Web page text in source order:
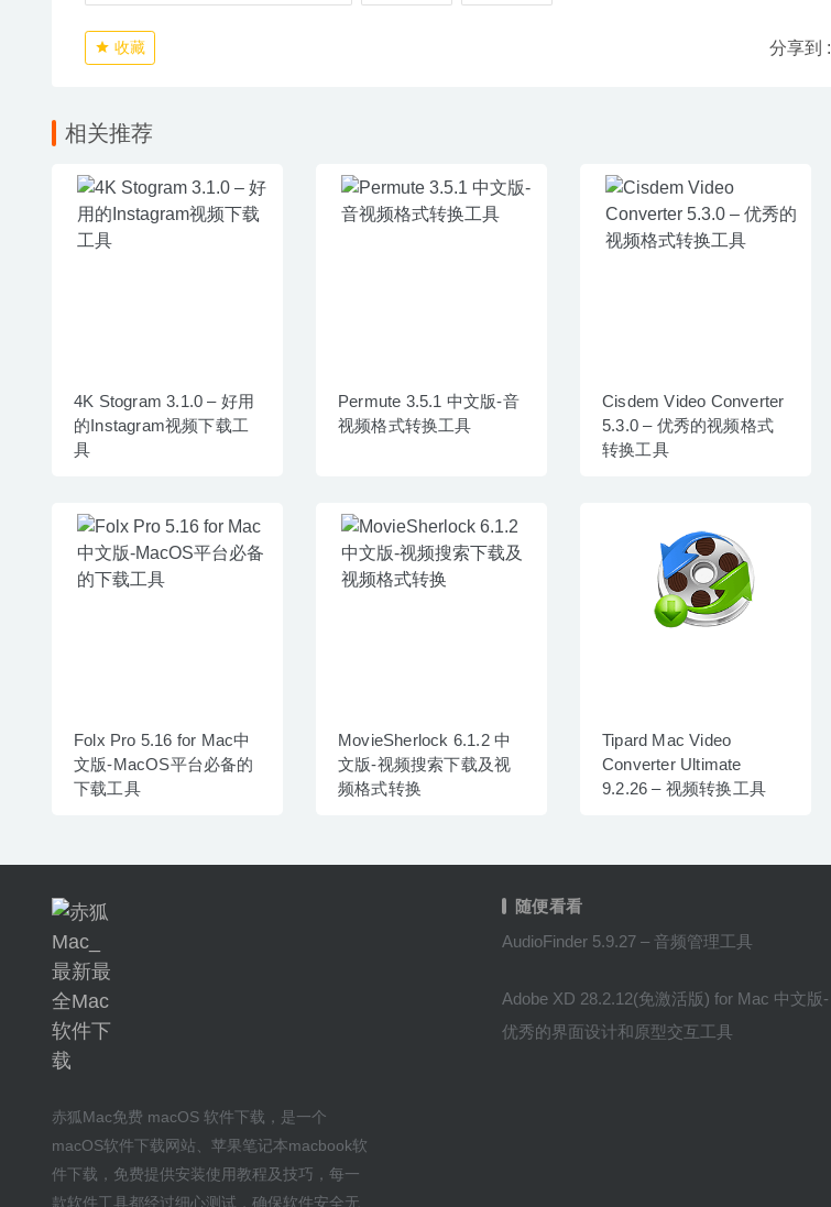
收藏 分享到 :
相关推荐
4K Stogram 3.1.0 – 好用
的Instagram视频下载工
具
Permute 3.5.1 中文版-音
视频格式转换工具
Cisdem Video Converter
5.3.0 – 优秀的视频格式
转换工具
Folx Pro 5.16 for Mac中
文版-MacOS平台必备的
下载工具
MovieSherlock 6.1.2 中
文版-视频搜索下载及视
频格式转换
Tipard Mac Video
Converter Ultimate
9.2.26 – 视频转换工具
赤狐Mac免费 macOS 软件下载 ，是一个
macOS软件下载网站
苹果笔记本macbook软
件下载 ，免费提供安装使用教程及技巧 ，每一
款软件工具都经过细心测试，确保软件安全无
随便看看
AudioFinder 5.9.27 – 音频管理工具
Adobe XD 28.2.12(免激活版) for Mac 中文版-
优秀的界面设计和原型交互工具